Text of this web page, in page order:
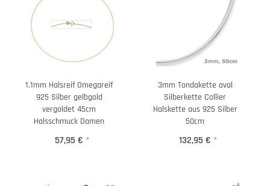
1,1mm Halsreif Omegareif
925 Silber gelbgold
vergoldet 45cm
Halsschmuck Damen
57,95 € *
3mm Tondakette oval
Silberkette Collier
Halskette aus 925 Silber
50cm
132,95 € *